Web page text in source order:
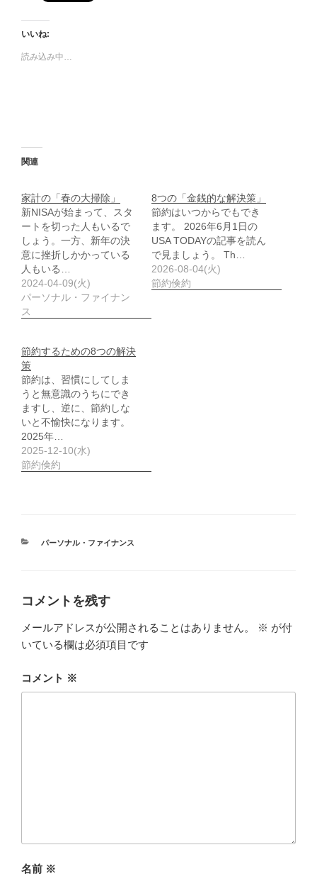
いいね:
読み込み中…
関連
家計の「春の大掃除」
新NISAが始まって、スタ
ートを切った人もいるで
しょう。一方、新年の決
意に挫折しかかっている
人もいる…
2024-04-09(火)
パーソナル・ファイナン
ス
8つの「金銭的な解決策」
節約はいつからでもでき
ます。 2026年6月1日の
USA TODAYの記事を読ん
で見ましょう。 Th…
2026-08-04(火)
節約倹約
節約するための8つの解決
策
節約は、習慣にしてしま
うと無意識のうちにでき
ますし、逆に、節約しな
いと不愉快になります。
2025年…
2025-12-10(水)
節約倹約
カ
パーソナル・ファイナンス
コメントを残す
メールアドレスが公開されることはありません。 ※ が付
いている欄は必須項目です
コメント ※
名前 ※